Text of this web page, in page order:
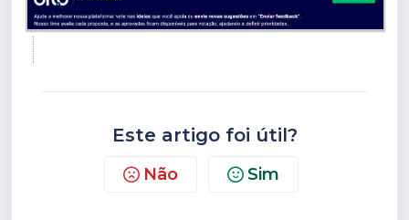
Este artigo foi útil?
Não Sim